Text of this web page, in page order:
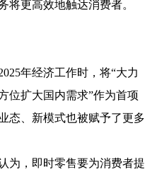
将更高效地触达消费者。
年经济工作时，将“大力
位扩大国内需求”作为首项
态、新模式也被赋予了更多
为，即时零售要为消费者提